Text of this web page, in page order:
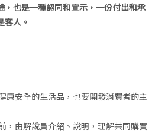
，也是一種認同和宣示，一份付出和承
客人。
康安全的生活品，也要開發消費者的主
，由解說員介紹、說明，理解共同購買